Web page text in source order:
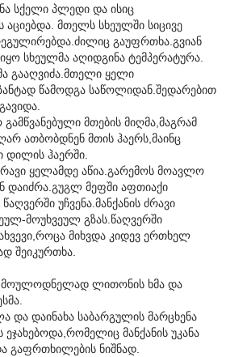
სქელი პლედი და ისიც
აციებდა. მთელს სხეულში სიცივე
გაუფრთხა.გვიან
სხეულმა აღიდგინა ტემპერატურა.
გააღვიძა.მთელი ყელი
წამოდგა საწოლიდან.შედარებით
მთების მიღმა,მაგრამ
ათბობდნენ მთის ჰაერს,მაინც
დილის ჰაერში.
ყელამდე აწია.გარემოს მოავლო
დაიძრა.გუგლ მეფში აფთიაქი
უჩვენა.მანქანის ძრავი
მოუხვეულ გზას.წაღვერში
მიხვდა კიდევ ერთხელ
შეიკურთხა.
მოულოდნელად ლითონის ხმა და
და დაინახა საბარგულის მარცხენა
მანქანის უკანა
გაფრთხილების ნიშნად.